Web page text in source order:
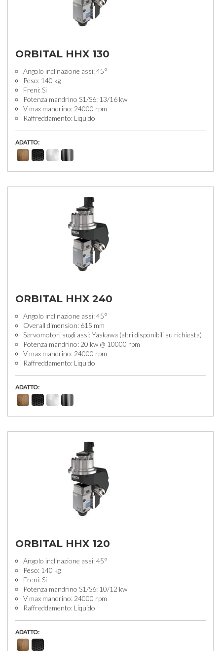
ORBITAL HHX 130
Angolo inclinazione assi: 45°
Peso: 140 kg
Freni: Si
Potenza mandrino S1/S6: 13/16 kw
V max mandrino: 24000 rpm
Raffreddamento: Liquido
ADATTO:
ORBITAL HHX 240
Angolo inclinazione assi: 45°
Overall dimension: 615 mm
Servomotori sugli assi: Yaskawa (altri disponibili su richiesta)
Potenza mandrino: 20 kw @ 10000 rpm
V max mandrino: 24000 rpm
Raffreddamento: Liquido
ADATTO:
ORBITAL HHX 120
Angolo inclinazione assi: 45°
Peso: 140 kg
Freni: Si
Potenza mandrino S1/S6: 10/12 kw
V max mandrino: 24000 rpm
Raffreddamento: Liquido
ADATTO: